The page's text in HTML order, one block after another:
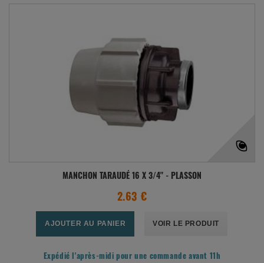
MANCHON TARAUDÉ 16 X 3/4" - PLASSON
2.63 €
AJOUTER AU PANIER VOIR LE PRODUIT
Expédié l'après-midi pour une commande avant 11h